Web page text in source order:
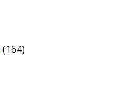
(164)